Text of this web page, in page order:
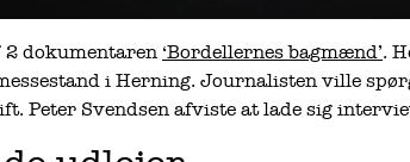
2 dokumentaren ‘Bordellernes bagmænd’.
i Herning. Journalisten ville
Peter Svendsen afviste at lade sig